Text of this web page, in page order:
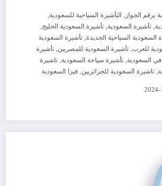
برقم الجواز , التأشيرة السياحية للسعودية,
, تأشيرة السعودية, تأشيرة السعودية الخليج,
السعودية السياحية الجديدة, تأشيرة السعودية
للعرب, تأشيرة السعودية للمصريين, تأشيرة
في السعودية, تأشيرة سياحة السعودية, تاشيرة
, تاشيرة السعودية للجزائريين, فيزا السعودية
2024-